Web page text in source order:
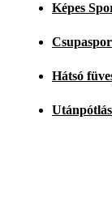
Képes
Hátsó